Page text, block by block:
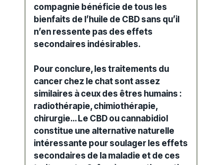
compagnie bénéficie de tous les
bienfaits de l’huile de CBD sans qu’il
n’en ressente pas des effets
secondaires indésirables.
Pour conclure, les traitements du
cancer chez le chat sont assez
similaires à ceux des êtres humains :
radiothérapie, chimiothérapie,
chirurgie… Le CBD ou cannabidiol
constitue une alternative naturelle
intéressante pour soulager les effets
secondaires de la maladie et de ces